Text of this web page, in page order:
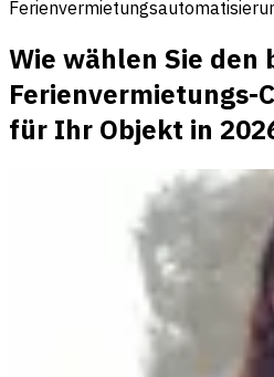
Wie wählen Sie den
Ferienvermietungs-
für Ihr Objekt in